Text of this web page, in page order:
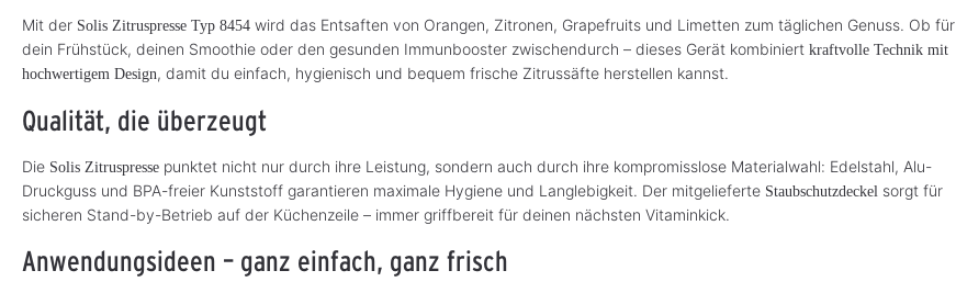
Mit der Solis Zitruspresse Typ 8454 wird das Entsaften von Orangen, Zitronen, Grapefruits und Limetten zum täglichen Genuss. Ob für
dein Frühstück, deinen Smoothie oder den gesunden Immunbooster zwischendurch – dieses Gerät kombiniert kraftvolle Technik mit
hochwertigem Design, damit du einfach, hygienisch und bequem frische Zitrussäfte herstellen kannst.
Qualität, die überzeugt
Die Solis Zitruspresse punktet nicht nur durch ihre Leistung, sondern auch durch ihre kompromisslose Materialwahl: Edelstahl, Alu-
Druckguss und BPA-freier Kunststoff garantieren maximale Hygiene und Langlebigkeit. Der mitgelieferte Staubschutzdeckel sorgt für
sicheren Stand-by-Betrieb auf der Küchenzeile – immer griffbereit für deinen nächsten Vitaminkick.
Anwendungsideen – ganz einfach, ganz frisch